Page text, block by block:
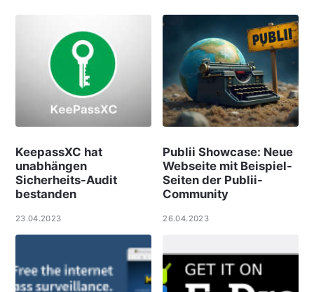
KeepassXC hat
unabhängen
Sicherheits-Audit
bestanden
23.04.2023
Publii Showcase: Neue
Webseite mit Beispiel-
Seiten der Publii-
Community
26.04.2023